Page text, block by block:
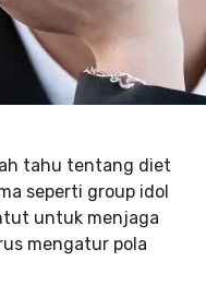
tahu tentang diet
seperti group idol
untuk menjaga
mengatur pola